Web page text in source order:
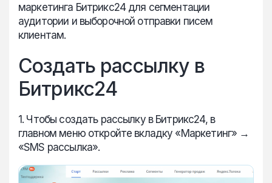
маркетинга Битрикс24 для сегментации
аудитории и выборочной отправки писем
клиентам.
Создать рассылку в
Битрикс24
1. Чтобы создать рассылку в Битрикс24, в
главном меню откройте вкладку «Маркетинг» →
«SMS рассылка».